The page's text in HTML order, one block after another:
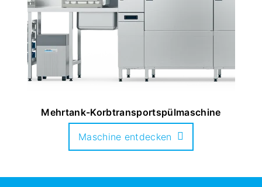
Mehrtank-Korbtransportspülmaschine
Maschine entdecken